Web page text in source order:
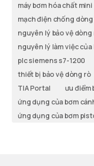
máy bơm hóa chất mini
mạch điện chống
nguyên lý bảo vệ dòng
nguyên lý làm việc
plc siemens s7-1200
thiết bị bảo vệ dòng rò
TIA Portal
ưu điểm
ứng dụng của bơm
ứng dụng của bơm